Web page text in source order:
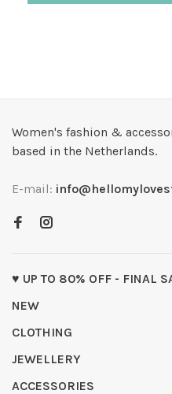
Women's fashion &
based in the Netherlands.
E-mail:
♥ UP TO 80% OFF - FINAL
NEW
CLOTHING
JEWELLERY
ACCESSORIES